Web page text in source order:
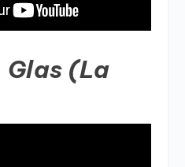
Glas (La